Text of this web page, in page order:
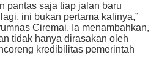
pantas saja tiap jalan baru
ini bukan pertama kalinya,”
Ciremai. Ia menambahkan,
tidak hanya dirasakan oleh
kredibilitas pemerintah